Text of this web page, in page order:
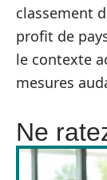
classement
profit de
le contexte
mesures
Ne